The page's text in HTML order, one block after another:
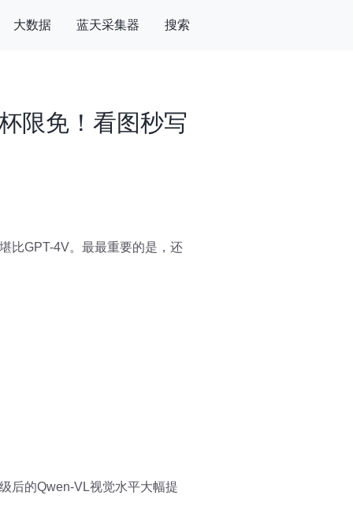
大数据 蓝天采集器 搜索
限免！看图秒写
比GPT-4V。最最重要的是，还
后的Qwen-VL视觉水平大幅提